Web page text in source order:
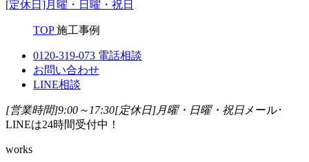
[定休日]月曜・日曜・祝日
TOP 施工事例
0120-319-073 電話相談
お問い合わせ
LINE相談
[営業時間]9:00～17:30[定休日]月曜・日曜・祝日 メール･
LINEは24時間受付中！
works